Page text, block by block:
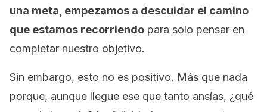
una meta, empezamos a descuidar el camino
que estamos recorriendo para solo pensar en
completar nuestro objetivo.
Sin embargo, esto no es positivo. Más que nada
porque, aunque llegue ese que tanto ansías, ¿qué